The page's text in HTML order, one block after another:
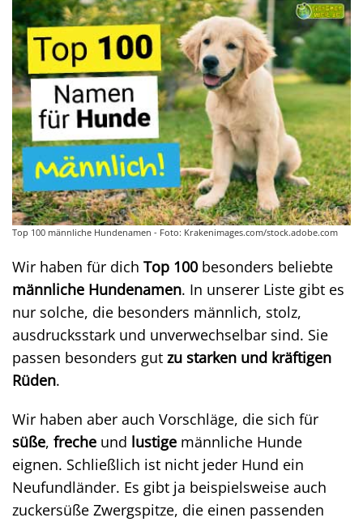
Top 100 männliche Hundenamen - Foto: Krakenimages.com/stock.adobe.com
Wir haben für dich Top 100besonders beliebte
männliche Hundenamen. In unserer Liste gibt es
nur solche, die besonders männlich, stolz,
ausdrucksstark und unverwechselbar sind. Sie
passen besonders gut zu starken und kräftigen
Rüden.
Wir haben aber auch Vorschläge, die sich für
süße, freche und lustige männliche Hunde
eignen. Schließlich ist nicht jeder Hund ein
Neufundländer. Es gibt ja beispielsweise auch
zuckersüße Zwergspitze, die einen passenden